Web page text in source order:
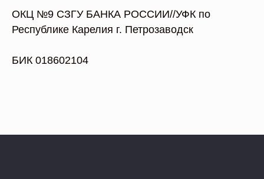
ОКЦ №9 СЗГУ БАНКА РОССИИ//УФК по
Республике Карелия г. Петрозаводск
БИК 018602104